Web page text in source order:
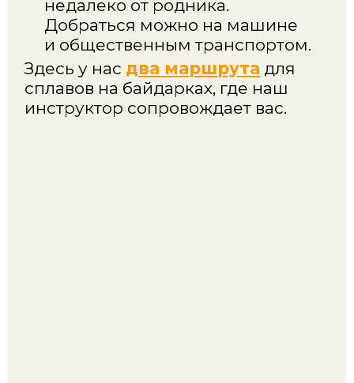
Здесь у насдва маршрута
сплавов на байдарках, где наш
инструктор сопровождает вас.